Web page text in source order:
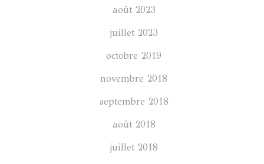
août 2023
juillet 2023
octobre 2019
novembre 2018
septembre 2018
août 2018
juillet 2018